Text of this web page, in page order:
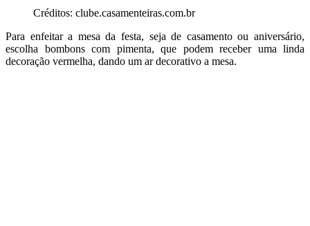
Créditos: clube.casamenteiras.com.br
Para enfeitar a mesa da festa, seja de casamento ou aniversário,
escolha bombons com pimenta, que podem receber uma linda
decoração vermelha, dando um ar decorativo a mesa.